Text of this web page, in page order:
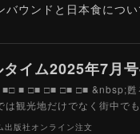
ウンドと日本食につ
タイム2025年7月
■ □■ □■ □■ □■ &nbsp;甦
は観光地だけでなく街中で
出版社オンライン注文